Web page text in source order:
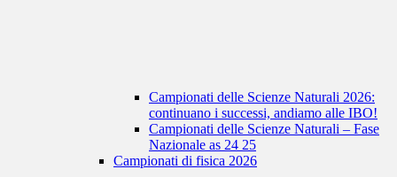
Campionati delle Scienze Naturali 2026:
continuano i successi, andiamo alle IBO!
Campionati delle Scienze Naturali – Fase
Nazionale as 24 25
Campionati di fisica 2026